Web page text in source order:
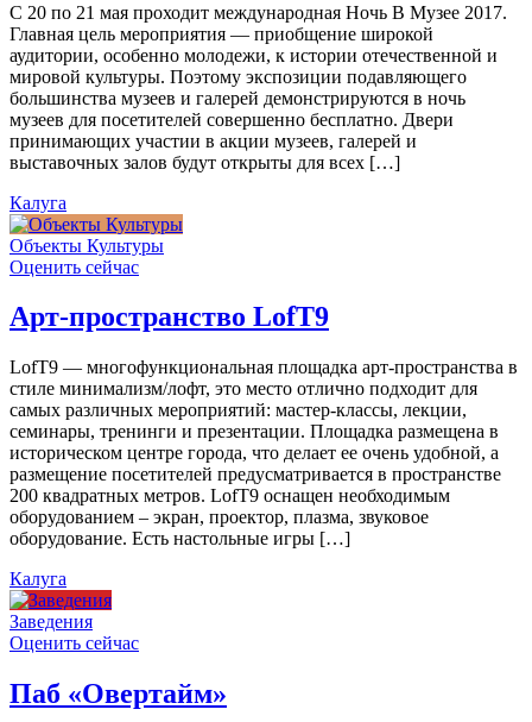
С 20 по 21 мая проходит международная Ночь В Музее 2017.
Главная цель мероприятия — приобщение широкой
аудитории, особенно молодежи, к истории отечественной и
мировой культуры. Поэтому экспозиции подавляющего
большинства музеев и галерей демонстрируются в ночь
музеев для посетителей совершенно бесплатно. Двери
принимающих участии в акции музеев, галерей и
выставочных залов будут открыты для всех […]
Калуга
Объекты Культуры
Оценить сейчас
Арт-пространство LofT9
LofT9 — многофункциональная площадка арт-пространства в
стиле минимализм/лофт, это место отлично подходит для
самых различных мероприятий: мастер-классы, лекции,
семинары, тренинги и презентации. Площадка размещена в
историческом центре города, что делает ее очень удобной, а
размещение посетителей предусматривается в пространстве
200 квадратных метров. LofT9 оснащен необходимым
оборудованием – экран, проектор, плазма, звуковое
оборудование. Есть настольные игры […]
Калуга
Заведения
Оценить сейчас
Паб «Овертайм»